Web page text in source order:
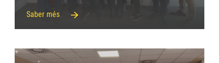
Saber més